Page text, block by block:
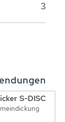
3
S-DISC